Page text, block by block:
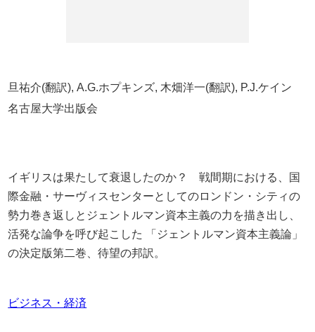
旦祐介(翻訳), A.G.ホプキンズ, 木畑洋一(翻訳), P.J.ケイン
名古屋大学出版会
イギリスは果たして衰退したのか？ 戦間期における、国
際金融・サーヴィスセンターとしてのロンドン・シティの
勢力巻き返しとジェントルマン資本主義の力を描き出し、
活発な論争を呼び起こした 「ジェントルマン資本主義論」
の決定版第二巻、待望の邦訳。
ビジネス・経済